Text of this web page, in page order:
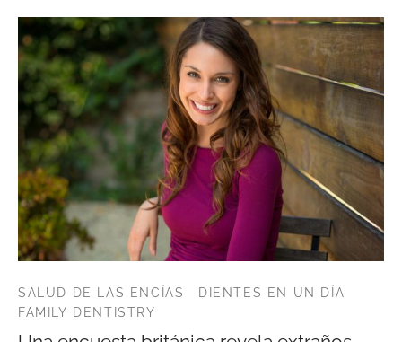
SALUD DE LAS ENCÍAS
DIENTES EN UN DÍA
FAMILY DENTISTRY